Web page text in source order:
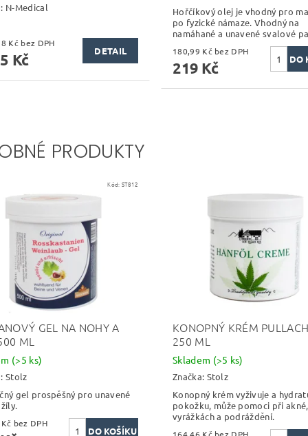
N-Medical
1 290,18 Kč bez DPH
Kč DETAIL
Hořčíkový olej je vhodný pro
po fyzické námaze. Vhodný na
namáhané a unavené svalové
180,99 Kč bez DPH
219 Kč
PRODUKTY
Kód: ST812
GEL NA NOHY A
ML
(>5 ks)
Stolz
gel prospěšný pro unavené
164,46 Kč bez DPH
KONOPNÝ KRÉM
250 ML
Skladem (>5 ks)
Značka: Stolz
Konopný krém vyživuje a
pokožku, může pomoci při akné,
vyrážkách a podráždění.